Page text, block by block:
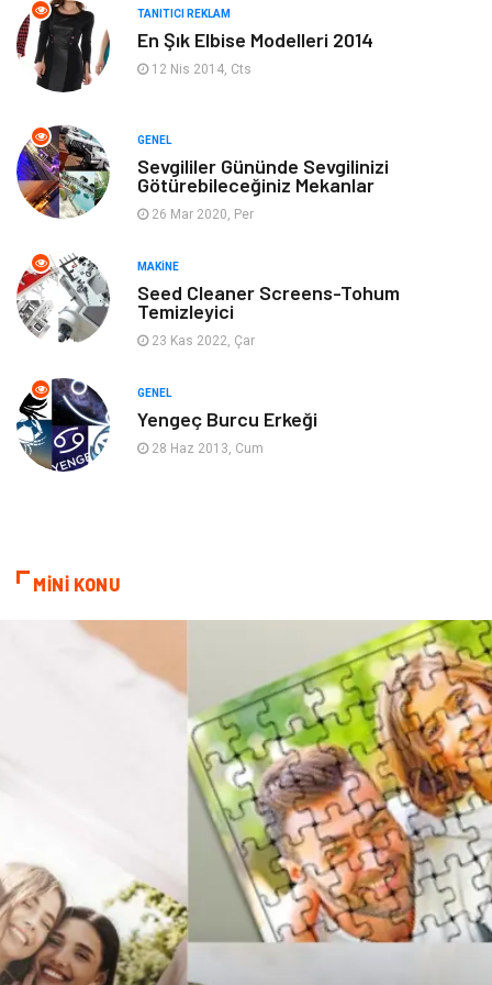
Ev Dekorasyon Organizasyon
Anne & Çocuk Genel Kültür
Ev İşleri
Gençlik & Eğlence
Mobilya
Evlilik Rehberi
Astroloji Keyfinizi Kaçırmayın
Çadır
Pet Malzemeleri
TANITICI REKLAM
En Şık Elbise Modelleri 2014
12 Nis 2014, Cts
GENEL
Sevgililer Gününde Sevgilinizi
Götürebileceğiniz Mekanlar
26 Mar 2020, Per
MAKINE
Seed Cleaner Screens-Tohum
Temizleyici
23 Kas 2022, Çar
GENEL
Yengeç Burcu Erkeği
28 Haz 2013, Cum
MİNİ KONU